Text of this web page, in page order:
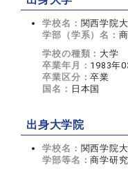
学校名： 関西学院
学部（学系）名：
学校の種類： 大学
卒業年月： 1983年
卒業区分：卒業
国名： 日本国
出身大学院
学校名： 関西学院
学部等名：商学研